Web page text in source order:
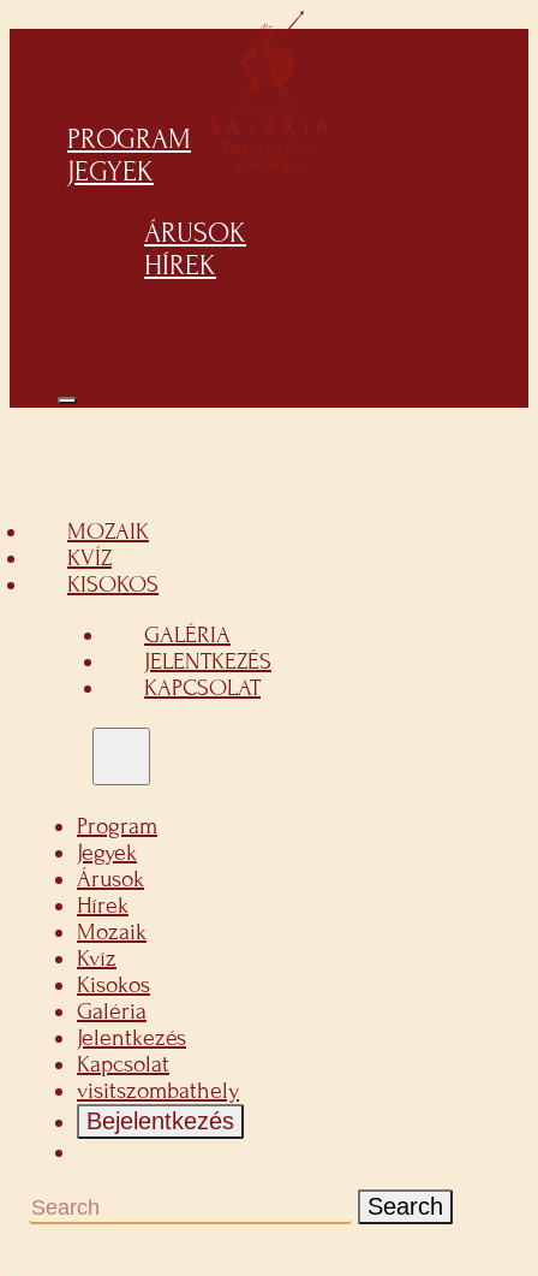
PROGRAM
JEGYEK
ÁRUSOK
HÍREK
MOZAIK
KVÍZ
KISOKOS
GALÉRIA
JELENTKEZÉS
KAPCSOLAT
Program
Jegyek
Árusok
Hírek
Mozaik
Kvíz
Kisokos
Galéria
Jelentkezés
Kapcsolat
visitszombathely
Bejelentkezés
Search